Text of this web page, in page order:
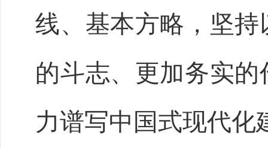
线、基本方略，坚
的斗志、更加务实
力谱写中国式现代化